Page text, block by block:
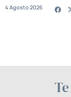
4 Agosto 2026